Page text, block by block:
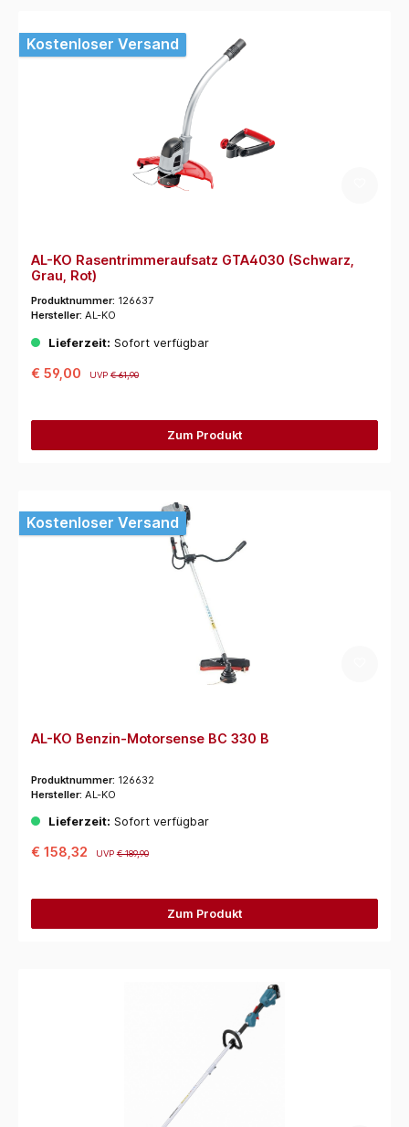
Kostenloser Versand
AL-KO Rasentrimmeraufsatz GTA4030 (Schwarz,
Grau, Rot)
Produktnummer: 126637
Hersteller: AL-KO
Lieferzeit: Sofort verfügbar
€ 59,00 UVP€ 61,90
Zum Produkt
Kostenloser Versand
AL-KO Benzin-Motorsense BC 330 B
Produktnummer: 126632
Hersteller: AL-KO
Lieferzeit: Sofort verfügbar
€ 158,32 UVP€ 189,90
Zum Produkt